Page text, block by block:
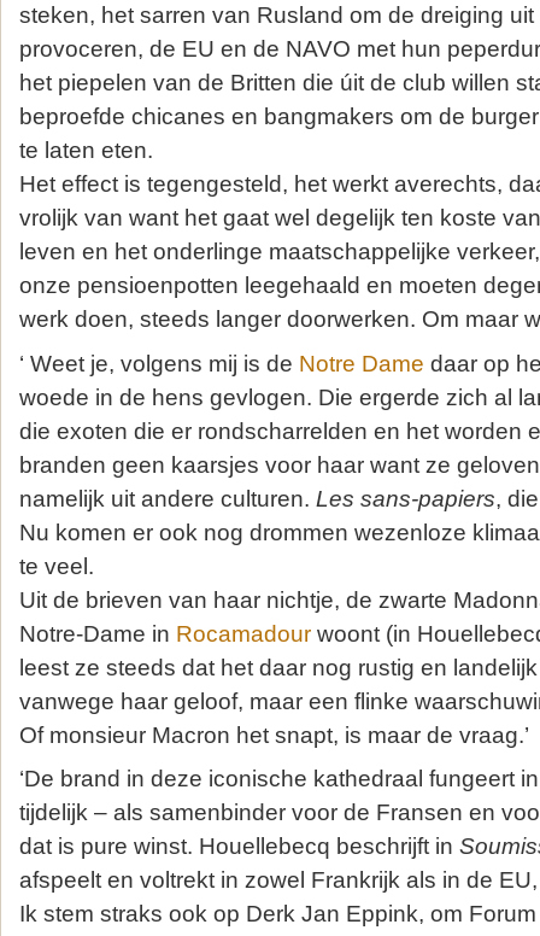
steken, het sarren van Rusland om de dreiging
provoceren, de EU en de NAVO met hun
het piepelen van de Britten die úit de club willen
beproefde chicanes en bangmakers om de
te laten eten.
Het effect is tegengesteld, het werkt averechts,
vrolijk van want het gaat wel degelijk ten koste
leven en het onderlinge maatschappelijke
onze pensioenpotten leegehaald en moeten
werk doen, steeds langer doorwerken. Om maar
‘ Weet je, volgens mij is de Notre Dame daar op
woede in de hens gevlogen. Die ergerde zich al
die exoten die er rondscharrelden en het worden
branden geen kaarsjes voor haar want ze
namelijk uit andere culturen. Les sans-papiers,
Nu komen er ook nog drommen wezenloze
te veel.
Uit de brieven van haar nichtje, de zwarte
Notre-Dame in Rocamadour woont (in
leest ze steeds dat het daar nog rustig en
vanwege haar geloof, maar een flinke
Of monsieur Macron het snapt, is maar de vraag.’
‘De brand in deze iconische kathedraal fungeert
tijdelijk – als samenbinder voor de Fransen en
dat is pure winst. Houellebecq beschrijft in
afspeelt en voltrekt in zowel Frankrijk als in de
Ik stem straks ook op Derk Jan Eppink, om